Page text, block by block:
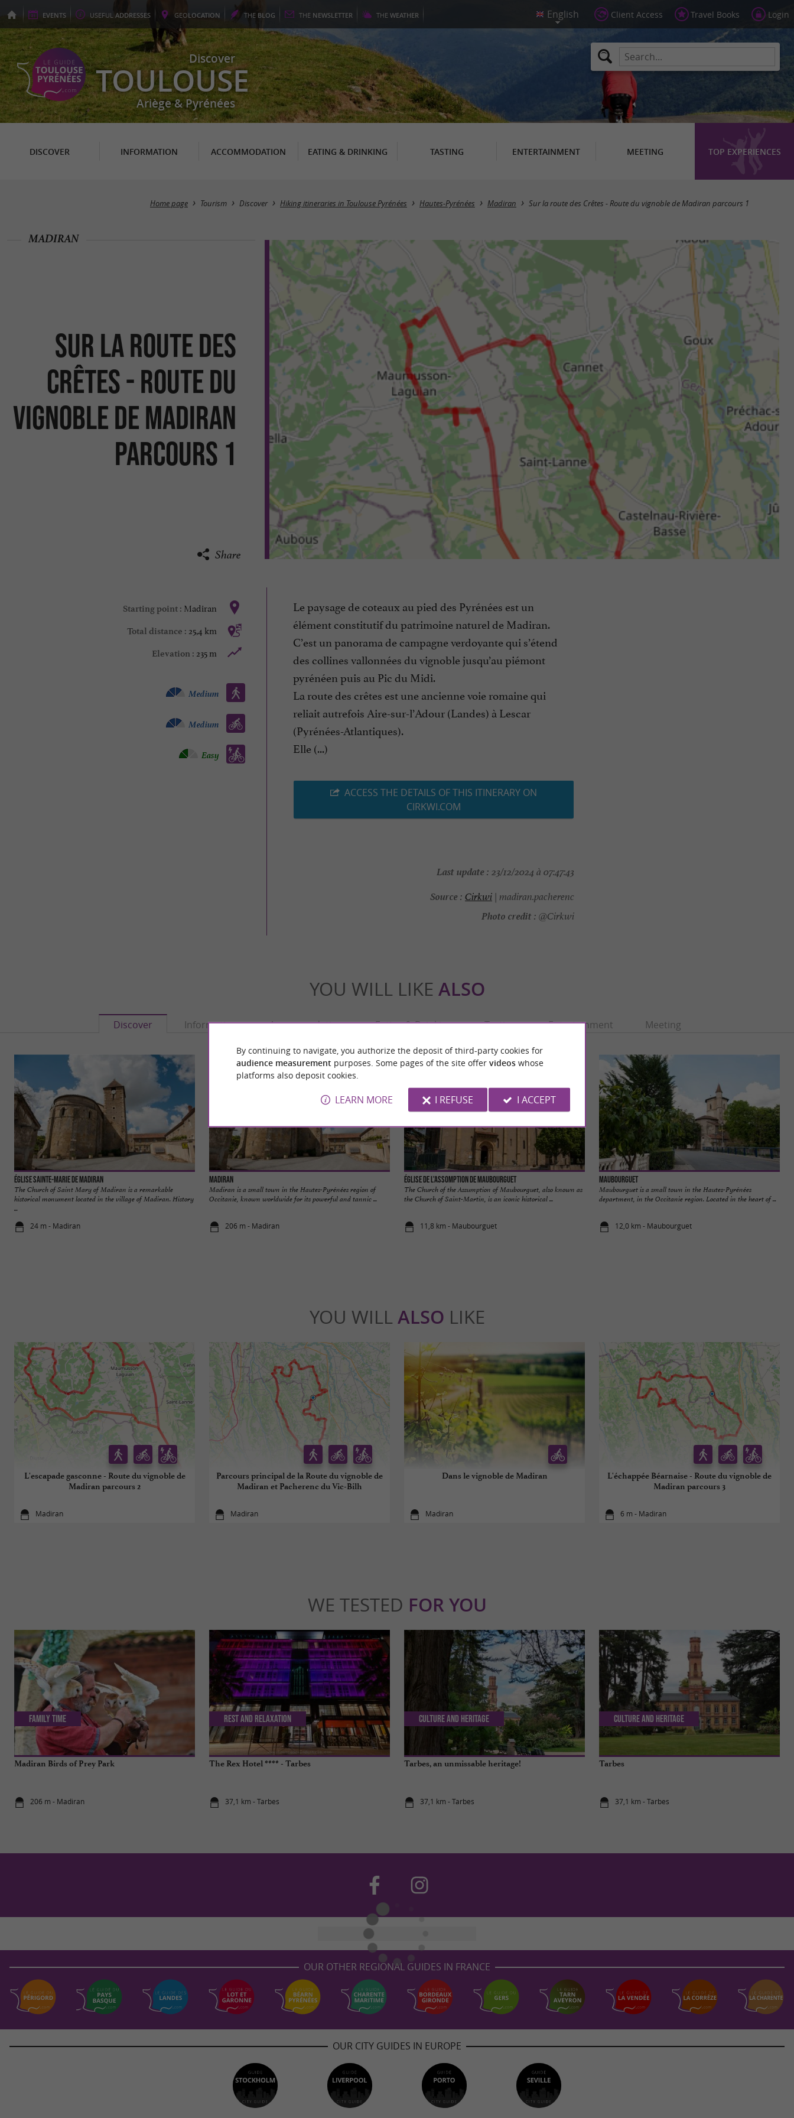
EVENTS USEFUL ADDRESSES GEOLOCATION THE BLOG THE NEWSLETTER THE WEATHER Client Access Travel Books Login
Discover
TOULOUSE
Ariège & Pyrénées
DISCOVER INFORMATION ACCOMMODATION EATING & DRINKING TASTING ENTERTAINMENT MEETING TOP EXPERIENCES
Home page Tourism Discover Hiking itineraries in Toulouse Pyrénées Hautes-Pyrénées Madiran Sur la route des Crêtes - Route du vignoble de Madiran parcours 1
Sur la route des
Crêtes - Route du
vignoble de Madiran
parcours 1
MADIRAN
Share
Starting point : Madiran
Total distance : 25,4 km
Elevation : 235 m
Walking :
Medium
Bike / road :
Medium
Electrically assisted bicycle :
Easy
Le paysage de coteaux au pied des Pyrénées est un
élément constitutif du patrimoine naturel de Madiran.
C’est un panorama de campagne verdoyante qui s’étend
des collines vallonnées du vignoble jusqu’au piémont
pyrénéen puis au Pic du Midi.
La route des crêtes est une ancienne voie romaine qui
reliait autrefois Aire-sur-l’Adour (Landes) à Lescar
(Pyrénées-Atlantiques).
Elle (...)
ACCESS THE DETAILS OF THIS ITINERARY ON
CIRKWI.COM
Last update : 23/12/2024 à 07:47:43
Source : Cirkwi| madiran.pacherenc
Photo credit : @Cirkwi
YOU WILL LIKE ALSO
Discover Information Accommodation Eating & Drinking Tasting Entertainment Meeting
Église Sainte-Marie de Madiran
The Church of Saint Mary of Madiran is a remarkable
historical monument located in the village of Madiran. History
...
24 m - Madiran
Madiran
Madiran is a small town in the Hautes-Pyrénées region of
Occitanie, known worldwide for its powerful and tannic ...
206 m - Madiran
Église de l'Assomption de Maubourguet
The Church of the Assumption of Maubourguet, also known as
the Church of Saint-Martin, is an iconic historical ...
11,8 km - Maubourguet
Maubourguet
Maubourguet is a small town in the Hautes-Pyrénées
department, in the Occitanie region. Located in the heart of ...
12,0 km - Maubourguet
YOU WILL ALSO LIKE
L'escapade gasconne - Route du vignoble de
Madiran parcours 2
Madiran
Parcours principal de la Route du vignoble de
Madiran et Pacherenc du Vic-Bilh
Madiran
Dans le vignoble de Madiran
Madiran
L'échappée Béarnaise - Route du vignoble de
Madiran parcours 3
6 m - Madiran
WE TESTED FOR YOU
Madiran Birds of Prey Park
206 m - Madiran
Family Time
The Rex Hotel **** - Tarbes
37,1 km - Tarbes
Rest and relaxation
Tarbes, an unmissable heritage!
37,1 km - Tarbes
Culture and Heritage
Tarbes
37,1 km - Tarbes
Culture and Heritage
OUR OTHER REGIONAL GUIDES IN FRANCE
OUR CITY GUIDES IN EUROPE
By continuing to navigate, you authorize the deposit of third-party cookies for
audience measurement purposes. Some pages of the site offer videoswhose
platforms also deposit cookies.
LEARN MORE I REFUSE I ACCEPT